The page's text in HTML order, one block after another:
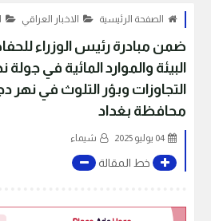
الصفحة الرئيسية الاخبار العراقي
ضمن مبادرة رئيس الوزراء
البيئة والموارد المائية في
التجاوزات وبؤر التلوث في
محافظة بغداد
04 يوليو 2025 شيماء
خط المقالة